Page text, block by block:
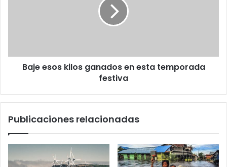
Baje esos kilos ganados en esta temporada
festiva
Publicaciones relacionadas